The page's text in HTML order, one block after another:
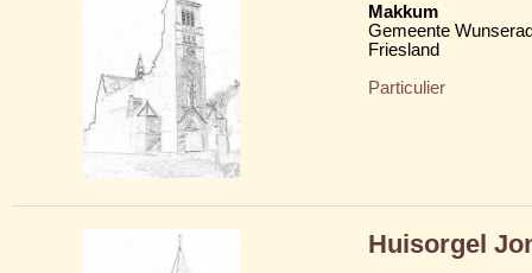
Makkum
Gemeente
Friesland
Particulier
Huisorgel